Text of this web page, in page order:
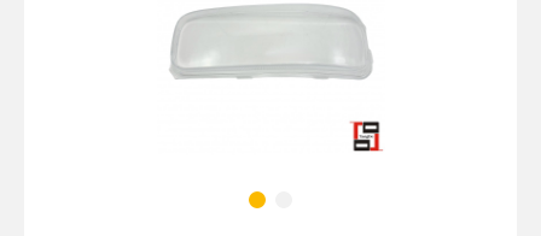
кондиционировани
Стяжные ремни и тросы